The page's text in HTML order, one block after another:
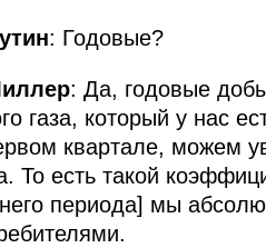
: Годовые?
: Да, годовые
газа, который у нас
квартале, можем
То есть такой
периода] мы